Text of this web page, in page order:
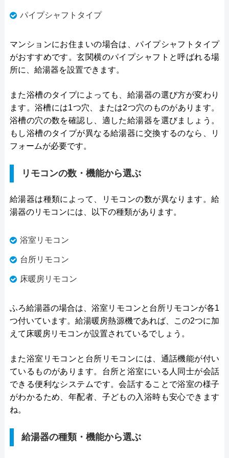
パイプシャフトタイプ
マンションにお住まいの場合は、パイプシャフトタイプ
がおすすめです。玄関横のパイプシャフトと呼ばれる場
所に、給湯器を設置できます。
また浴槽のタイプによっても、給湯器の選び方が変わり
ます。浴槽には1つ穴、または2つ穴のものがあります。
浴槽の穴の数を確認し、適した給湯器を選びましょう。
もし浴槽のタイプが異なる給湯器に交換するのなら、リ
フォームが必要です。
リモコンの数・機能から選ぶ
給湯器は種類によって、リモコンの数が異なります。給
湯器のリモコンには、以下の種類があります。
浴室リモコン
台所リモコン
床暖房リモコン
ふろ給湯器の場合は、浴室リモコンと台所リモコンが各1
つ付いています。給湯暖房熱源機であれば、この2つに加
えて床暖房リモコンが設置されているでしょう。
また浴室リモコンと台所リモコンには、通話機能が付い
ているものがあります。台所と浴室にいる人同士が会話
できる便利なシステムです。会話することで浴室の様子
がわかるため、年配者、子どもの入浴時も安心できます
ね。
給湯器の種類・機能から選ぶ